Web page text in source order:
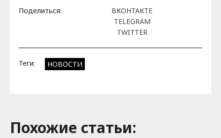
Поделиться:
ВКОНТАКТЕ
TELEGRAM
TWITTER
Теги: НОВОСТИ
Похожие cтатьи: